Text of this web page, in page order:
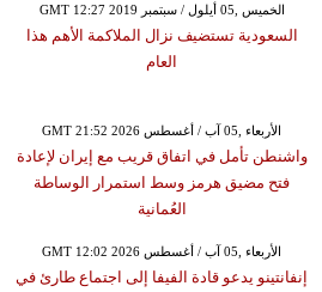
GMT 12:27 2019 الخميس ,05 أيلول / سبتمبر
السعودية تستضيف نزال الملاكمة الأهم هذا
العام
GMT 21:52 2026 الأربعاء ,05 آب / أغسطس
واشنطن تأمل في اتفاق قريب مع إيران لإعادة
فتح مضيق هرمز وسط استمرار الوساطة
العُمانية
GMT 12:02 2026 الأربعاء ,05 آب / أغسطس
إنفانتينو يدعو قادة الفيفا إلى اجتماع طارئ في